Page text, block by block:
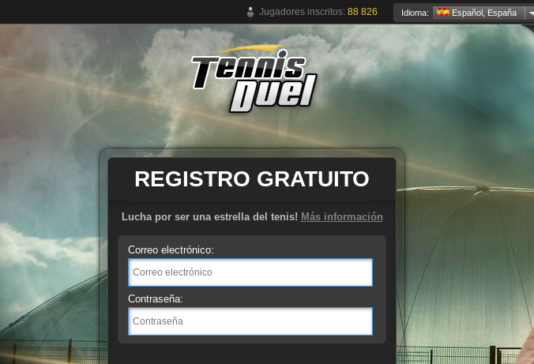
Jugadores inscritos: 88 826 Idioma: Español, España
REGISTRO GRATUITO
Lucha por ser una estrella del tenis! Más información
Correo electrónico:
Contraseña: